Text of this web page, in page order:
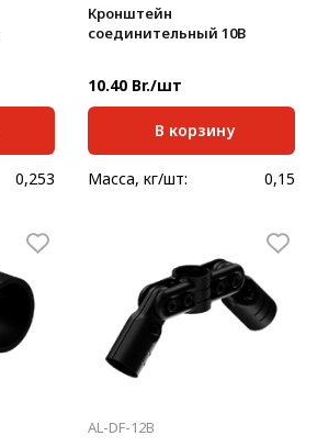
0,253
Кронштейн
соединительный 10В
10.40 Br./шт
В корзину
Масса, кг/шт: 0,15
AL-DF-12B